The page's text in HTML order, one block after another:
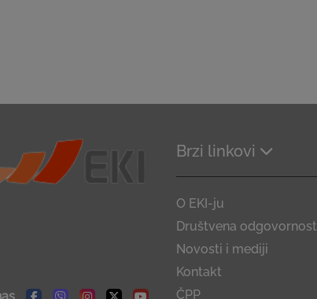
Brzi linkovi
O EKI-ju
Društvena odgovornost
Novosti i mediji
Kontakt
ČPP